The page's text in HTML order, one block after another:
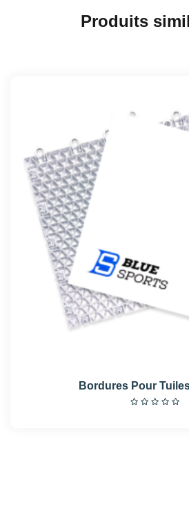
Produits
Bordures Pour